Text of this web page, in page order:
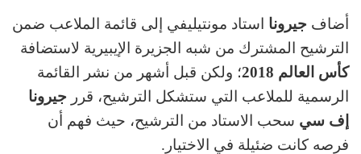
أضاف جيرونا استاد مونتيليفي إلى قائمة الملاعب ضمن
الترشيح المشترك من شبه الجزيرة الإيبيرية لاستضافة
كأس العالم 2018
؛ ولكن قبل أشهر من نشر القائمة
الرسمية للملاعب التي ستشكل الترشيح، قرر جيرونا
إف سي سحب الاستاد من الترشيح، حيث فهم أن
فرصه كانت ضئيلة في الاختيار.